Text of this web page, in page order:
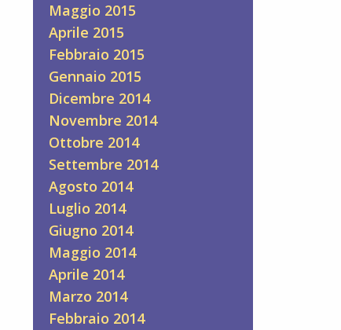
Maggio 2015
Aprile 2015
Febbraio 2015
Gennaio 2015
Dicembre 2014
Novembre 2014
Ottobre 2014
Settembre 2014
Agosto 2014
Luglio 2014
Giugno 2014
Maggio 2014
Aprile 2014
Marzo 2014
Febbraio 2014